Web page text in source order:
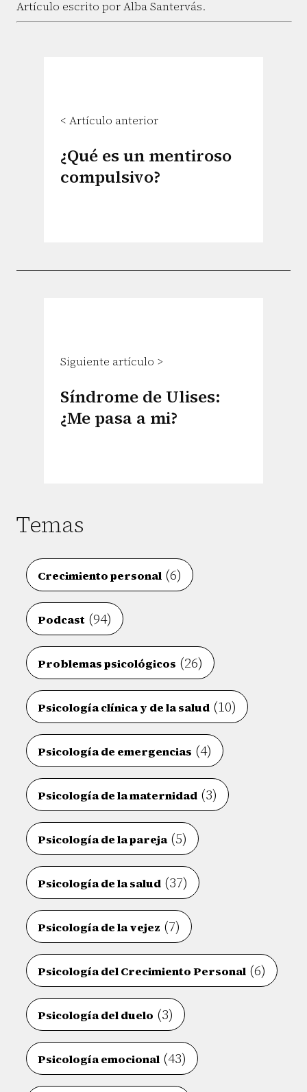
Artículo escrito por Alba Santervás.
< Artículo anterior
¿Qué es un mentiroso
compulsivo?
Siguiente artículo >
Síndrome de Ulises:
¿Me pasa a mi?
Temas
Crecimiento personal (6)
Podcast (94)
Problemas psicológicos (26)
Psicología clínica y de la salud (10)
Psicología de emergencias (4)
Psicología de la maternidad (3)
Psicología de la pareja(5)
Psicología de la salud (37)
Psicología de la vejez (7)
Psicología del Crecimiento Personal (6)
Psicología del duelo (3)
Psicología emocional (43)